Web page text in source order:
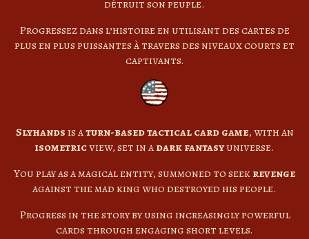
détruit son peuple.
Progressez dans l’histoire en utilisant des cartes de
plus en plus puissantes à travers des niveaux courts et
captivants.
Slyhandsis aturn-based tactical card game, with an
isometricview, set in adark fantasyuniverse.
You play as a magical entity, summoned to seekrevenge
against the mad king who destroyed his people.
Progress in the story by using increasingly powerful
cards through engaging short levels.